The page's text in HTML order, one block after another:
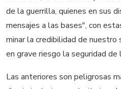
de la guerrilla, quienes en sus
mensajes a las bases", con
minar la credibilidad de
en grave riesgo la seguridad
Las anteriores son peligrosas